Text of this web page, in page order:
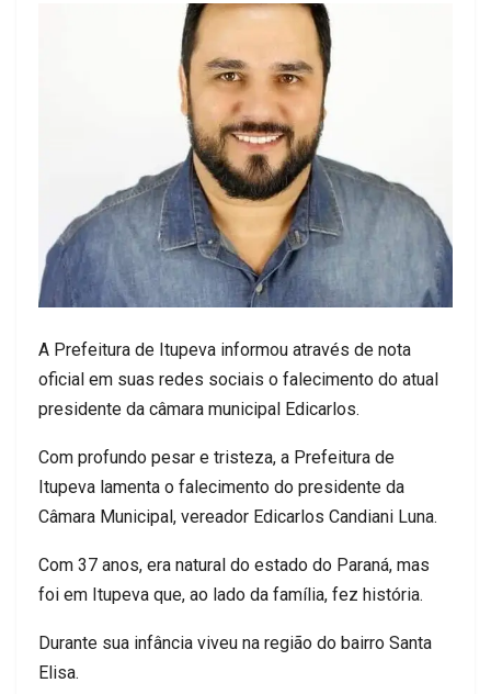
A Prefeitura de Itupeva informou através de nota
oficial em suas redes sociais o falecimento do atual
presidente da câmara municipal Edicarlos.
Com profundo pesar e tristeza, a Prefeitura de
Itupeva lamenta o falecimento do presidente da
Câmara Municipal, vereador Edicarlos Candiani Luna.
Com 37 anos, era natural do estado do Paraná, mas
foi em Itupeva que, ao lado da família, fez história.
Durante sua infância viveu na região do bairro Santa
Elisa.